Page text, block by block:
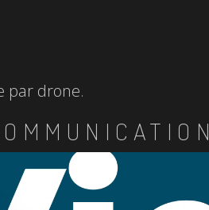
par drone.